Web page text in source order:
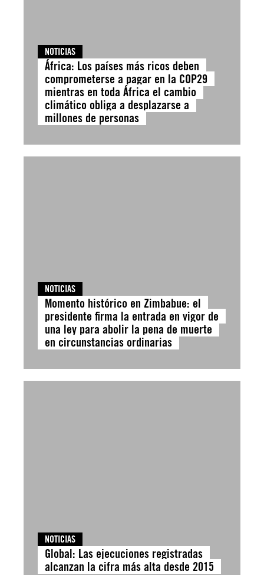
NOTICIAS
África: Los países más ricos deben
comprometerse a pagar en la COP29
mientras en toda África el cambio
climático obliga a desplazarse a
millones de personas
NOTICIAS
Momento histórico en Zimbabue: el
presidente firma la entrada en vigor de
una ley para abolir la pena de muerte
en circunstancias ordinarias
NOTICIAS
Global: Las ejecuciones registradas
alcanzan la cifra más alta desde 2015